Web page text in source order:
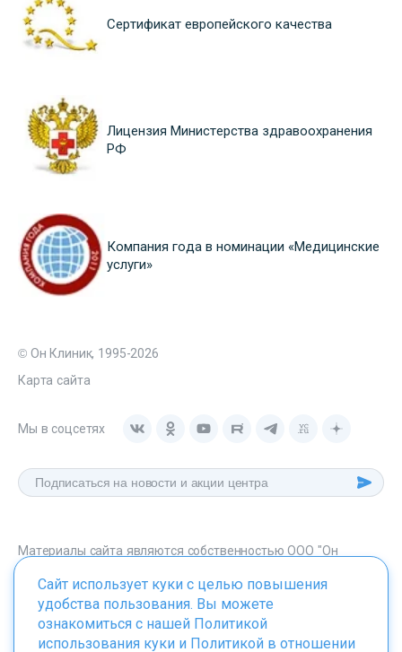
Сертификат европейского качества
Лицензия Министерства здравоохранения
РФ
Компания года в номинации «Медицинские
услуги»
© Он Клиник, 1995-2026
Карта сайта
Мы в соцсетях
Материалы сайта являются собственностью ООО "Он
onclinic.ru запрещено в соответствии со статьей 1259 ГК. РФ.
Сайт использует куки с целью повышения
удобства пользования. Вы можете
ознакомиться с нашей Политикой
использования куки и Политикой в отношении